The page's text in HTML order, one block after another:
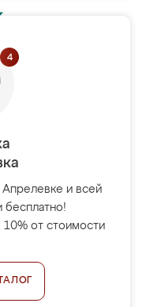
и всей
бесплатно!
от стоимости